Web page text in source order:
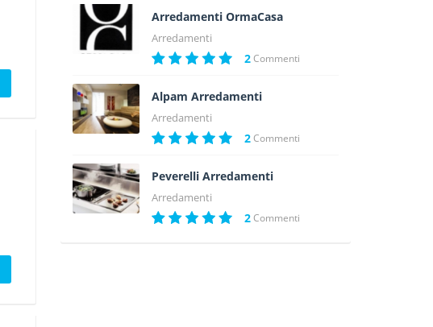
Arredamenti OrmaCasa
Arredamenti
2Commenti
Alpam Arredamenti
Arredamenti
2Commenti
Peverelli Arredamenti
Arredamenti
2Commenti